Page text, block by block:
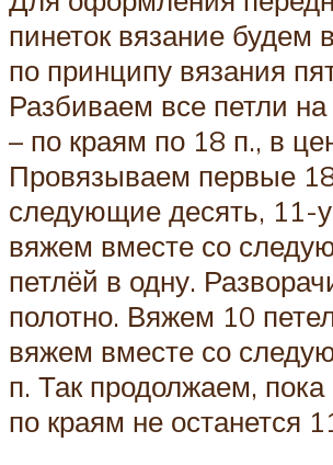
пинеток вязание будем
по принципу вязания
Разбиваем все петли на
– по краям по 18 п., в
Провязываем первые
следующие десять, 11-
вяжем вместе со
петлёй в одну.
полотно. Вяжем 10
вяжем вместе со
п. Так продолжаем,
по краям не останется